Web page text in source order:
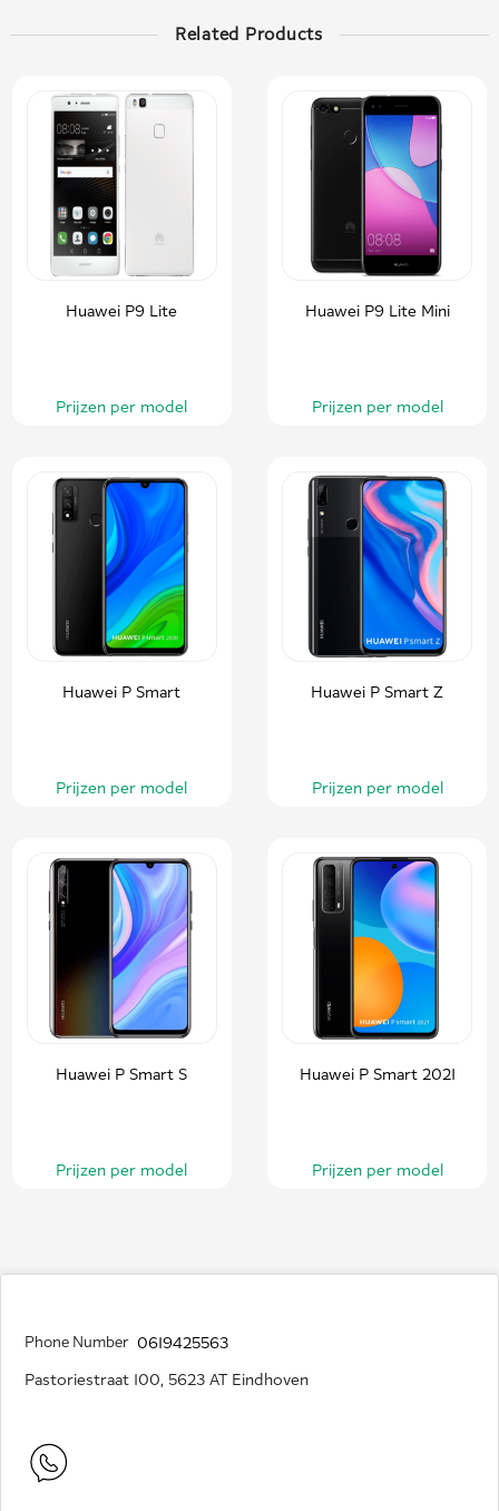
Related Products
Huawei P9 Lite
Prijzen per model
Huawei P9 Lite Mini
Prijzen per model
Huawei P Smart
Prijzen per model
Huawei P Smart Z
Prijzen per model
Huawei P Smart S
Prijzen per model
Huawei P Smart 2021
Prijzen per model
Phone Number 0619425563
Pastoriestraat 100, 5623 AT Eindhoven